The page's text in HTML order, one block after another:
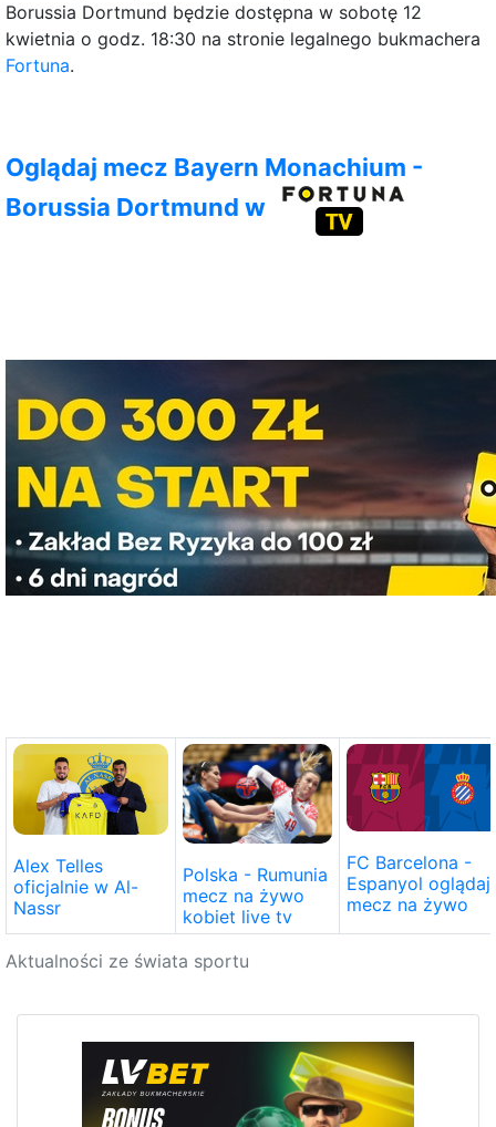
Borussia Dortmund będzie dostępna w sobotę 12
kwietnia o godz. 18:30 na stronie legalnego bukmachera
Fortuna.
Oglądaj mecz Bayern Monachium -
Borussia Dortmund w
Aktualności ze świata sportu
Alex Telles
oficjalnie w Al-
Nassr
Polska - Rumunia
mecz na żywo
kobiet live tv
FC Barcelona -
Espanyol oglądaj
mecz na żywo